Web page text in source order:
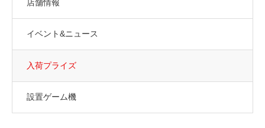
店舗情報
イベント&ニュース
入荷プライズ
設置ゲーム機